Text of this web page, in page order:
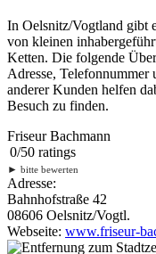
In Oelsnitz/Vogtland gibt
von kleinen
Ketten. Die folgende
Adresse,
anderer Kunden helfen
Besuch zu finden.
Friseur Bachmann
0/50 ratings
► bitte bewerten
Adresse:
Bahnhofstraße 42
08606 Oelsnitz/Vogtl.
Webseite: www.friseur-